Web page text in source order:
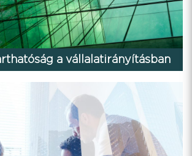
a vállalatirányításban